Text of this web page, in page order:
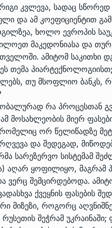
კვლევა, სადაც სწორედ
და ამ კოეფიციენტით
ხოლო ევროპის
მაკედონიასა და
ამიტომ საკითხი
თემა
თუ მსოფლიო ბანკს,
რა პროცესთან
მოსახლეობის მიერ
ორ წელიწადზე
და შედეგად,
სარეზერვო სისტემამ
ყოფილიყო, მაგრამ
ვერც შემცირდებოდა.
ქვეყნის ფასების
მიზეზი, როგორც
შეჭრამ